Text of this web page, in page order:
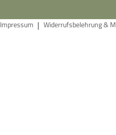
Impressum Widerrufsbelehrung &